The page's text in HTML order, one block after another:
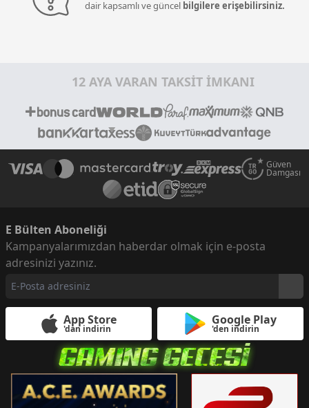
dair kapsamlı ve güncel bilgilere erişebilirsiniz.
12 AYA VARAN TAKSİT İMKANI
Güven
Damgası
E Bülten Aboneliği
Kampanyalarımızdan haberdar olmak için e-posta
adresinizi yazınız.
App Store
'dan indirin
Google Play
'den indirin